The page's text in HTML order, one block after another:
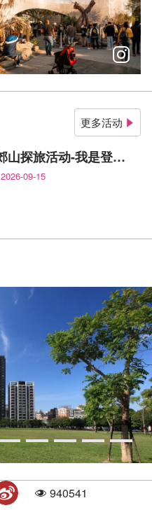
更多活动
台中城市郊山探旅活动-我是登山王
2026-09-15
人气940541